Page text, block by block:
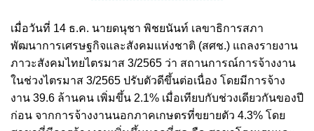
เมื่อวันที่ 14 ธ.ค. นายดนุชา พิชยนันท์ เลขาธิการสภา
พัฒนาการเศรษฐกิจและสังคมแห่งชาติ (สศช.) แถลงรายงาน
ภาวะสังคมไทยไตรมาส 3/2565 ว่า สถานการณ์การจ้างงาน
ในช่วงไตรมาส 3/2565 ปรับตัวดีขึ้นต่อเนื่อง โดยมีการจ้าง
งาน 39.6 ล้านคน เพิ่มขึ้น 2.1% เมื่อเทียบกับช่วงเดียวกันของปี
ก่อน จากการจ้างงานนอกภาคเกษตรที่ขยายตัว 4.3% โดย